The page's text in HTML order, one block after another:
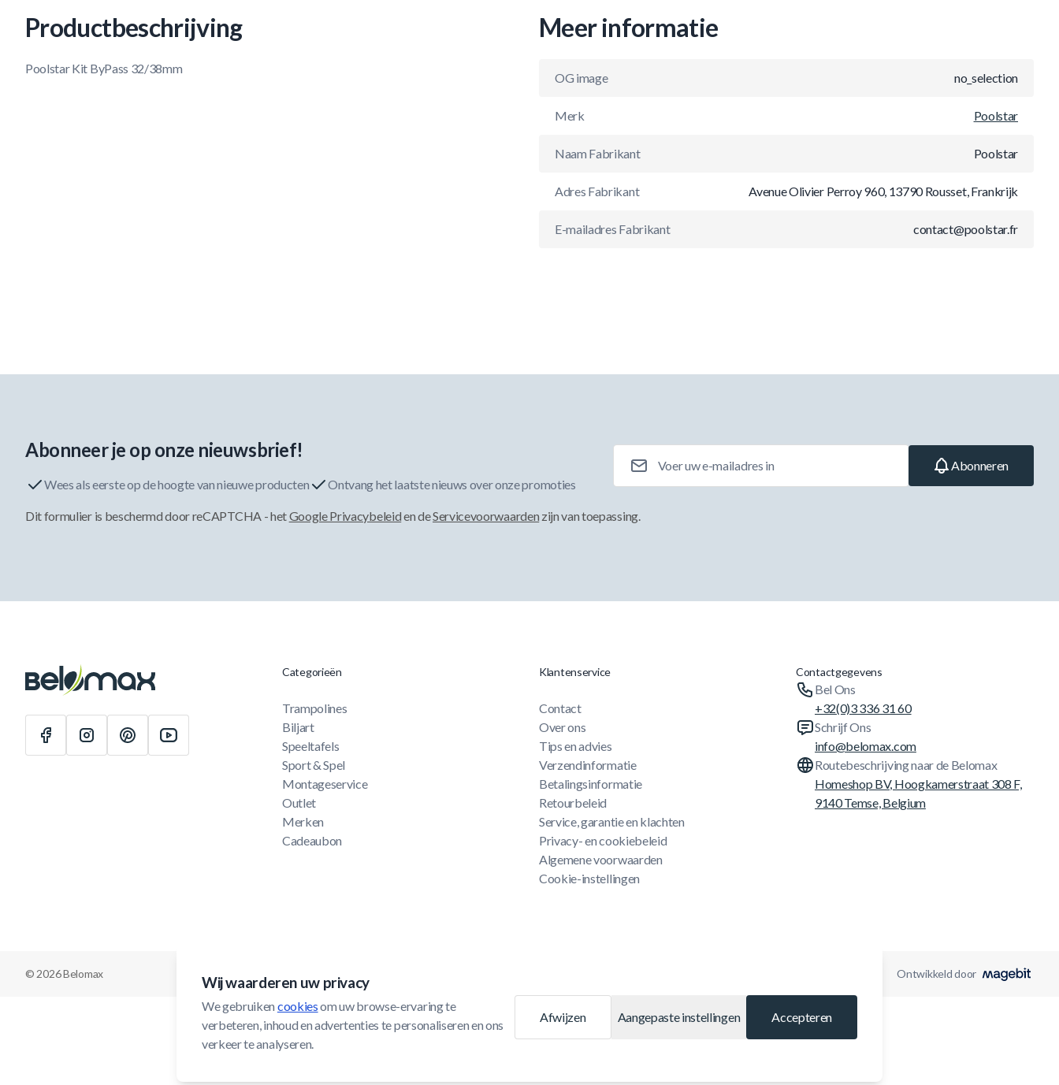
Productbeschrijving
Poolstar Kit ByPass 32/38mm
Meer informatie
OG image no_selection
Merk Poolstar
Naam Fabrikant Poolstar
Adres Fabrikant Avenue Olivier Perroy 960, 13790 Rousset, Frankrijk
E-mailadres Fabrikant contact@poolstar.fr
Wij waarderen uw privacy
We gebruiken cookies om uw browse-ervaring te
verbeteren, inhoud en advertenties te personaliseren en ons
verkeer te analyseren.
Afwijzen Aangepaste instellingen Accepteren
Abonneer je op onze nieuwsbrief!
Wees als eerste op de hoogte van nieuwe producten Ontvang het laatste nieuws over onze promoties
Abonneren
Dit formulier is beschermd door reCAPTCHA - hetGoogle Privacybeleiden deServicevoorwaarden zijn van toepassing.
Categorieën
Trampolines
Biljart
Speeltafels
Sport & Spel
Montageservice
Outlet
Merken
Cadeaubon
Klantenservice
Contact
Over ons
Tips en advies
Verzendinformatie
Betalingsinformatie
Retourbeleid
Service, garantie en klachten
Privacy- en cookiebeleid
Algemene voorwaarden
Cookie-instellingen
Contactgegevens
Bel Ons
+32(0)3 336 31 60
Schrijf Ons
info@belomax.com
Routebeschrijving naar de Belomax
Homeshop BV, Hoogkamerstraat 308 F,
9140 Temse, Belgium
© 2026 Belomax Ontwikkeld door